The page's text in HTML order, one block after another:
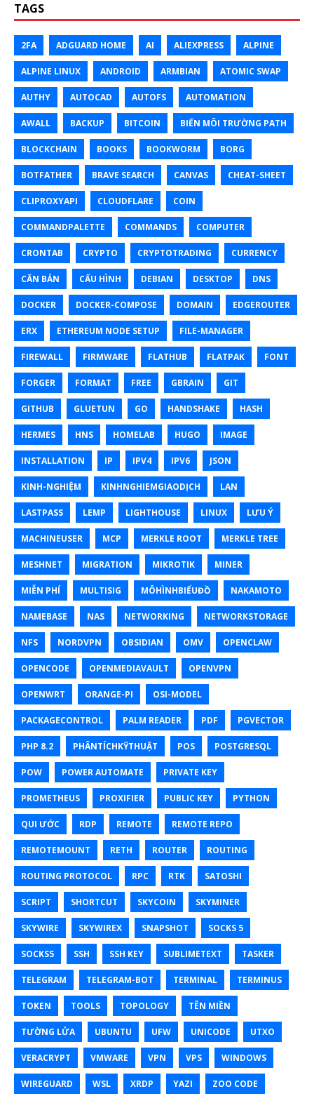
TAGS
2FA ADGUARD HOME AI ALIEXPRESS ALPINE
ALPINE LINUX ANDROID ARMBIAN ATOMIC SWAP
AUTHY AUTOCAD AUTOFS AUTOMATION
AWALL BACKUP BITCOIN BIẾN MÔI TRƯỜNG PATH
BLOCKCHAIN BOOKS BOOKWORM BORG
BOTFATHER BRAVE SEARCH CANVAS CHEAT-SHEET
CLIPROXYAPI CLOUDFLARE COIN
COMMANDPALETTE COMMANDS COMPUTER
CRONTAB CRYPTO CRYPTOTRADING CURRENCY
CĂN BẢN CẤU HÌNH DEBIAN DESKTOP DNS
DOCKER DOCKER-COMPOSE DOMAIN EDGEROUTER
ERX ETHEREUM NODE SETUP FILE-MANAGER
FIREWALL FIRMWARE FLATHUB FLATPAK FONT
FORGER FORMAT FREE GBRAIN GIT
GITHUB GLUETUN GO HANDSHAKE HASH
HERMES HNS HOMELAB HUGO IMAGE
INSTALLATION IP IPV4 IPV6 JSON
KINH-NGHIỆM KINHNGHIEMGIAODỊCH LAN
LASTPASS LEMP LIGHTHOUSE LINUX LƯU Ý
MACHINEUSER MCP MERKLE ROOT MERKLE TREE
MESHNET MIGRATION MIKROTIK MINER
MIỄN PHÍ MULTISIG MÔHÌNHBIỂUĐỒ NAKAMOTO
NAMEBASE NAS NETWORKING NETWORKSTORAGE
NFS NORDVPN OBSIDIAN OMV OPENCLAW
OPENCODE OPENMEDIAVAULT OPENVPN
OPENWRT ORANGE-PI OSI-MODEL
PACKAGECONTROL PALM READER PDF PGVECTOR
PHP 8.2 PHÂNTÍCHKỸTHUẬT POS POSTGRESQL
POW POWER AUTOMATE PRIVATE KEY
PROMETHEUS PROXIFIER PUBLIC KEY PYTHON
QUI ƯỚC RDP REMOTE REMOTE REPO
REMOTEMOUNT RETH ROUTER ROUTING
ROUTING PROTOCOL RPC RTK SATOSHI
SCRIPT SHORTCUT SKYCOIN SKYMINER
SKYWIRE SKYWIREX SNAPSHOT SOCKS 5
SOCKS5 SSH SSH KEY SUBLIMETEXT TASKER
TELEGRAM TELEGRAM-BOT TERMINAL TERMINUS
TOKEN TOOLS TOPOLOGY TÊN MIỀN
TƯỜNG LỬA UBUNTU UFW UNICODE UTXO
VERACRYPT VMWARE VPN VPS WINDOWS
WIREGUARD WSL XRDP YAZI ZOO CODE